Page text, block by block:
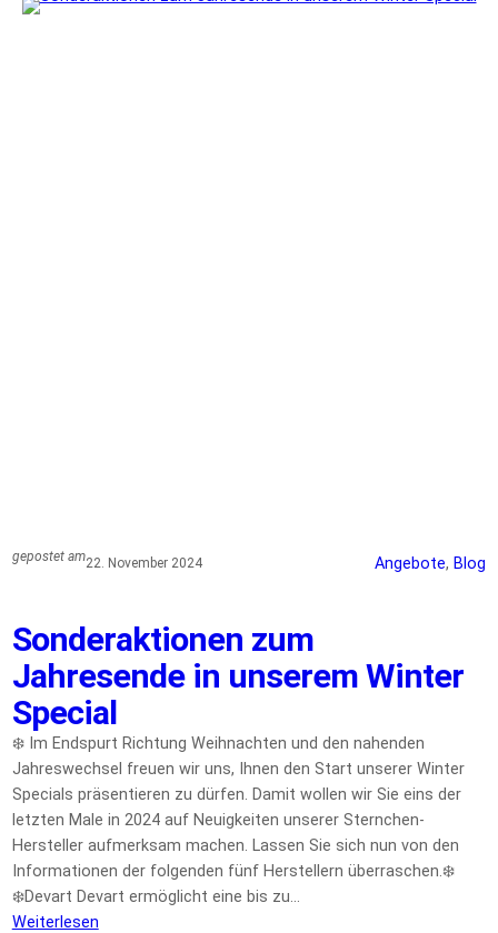
gepostet am22. November 2024 Angebote, Blog
Sonderaktionen zum
Jahresende in unserem Winter
Special
❄️ Im Endspurt Richtung Weihnachten und den nahenden
Jahreswechsel freuen wir uns, Ihnen den Start unserer Winter
Specials präsentieren zu dürfen. Damit wollen wir Sie eins der
letzten Male in 2024 auf Neuigkeiten unserer Sternchen-
Hersteller aufmerksam machen. Lassen Sie sich nun von den
Informationen der folgenden fünf Herstellern überraschen.❄️
❄️Devart Devart ermöglicht eine bis zu…
Weiterlesen